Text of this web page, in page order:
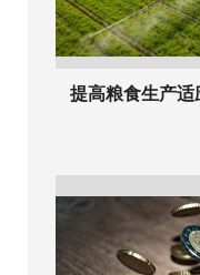
提高粮食生产适